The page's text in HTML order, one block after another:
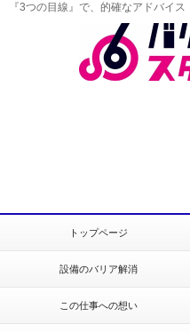
『3つの目線』で、的確なアドバイス
トップページ
設備のバリア解消
この仕事への想い